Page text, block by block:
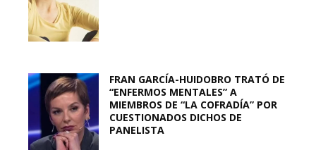
FRAN GARCÍA-HUIDOBRO TRATÓ DE
“ENFERMOS MENTALES” A
MIEMBROS DE “LA COFRADÍA” POR
CUESTIONADOS DICHOS DE
PANELISTA